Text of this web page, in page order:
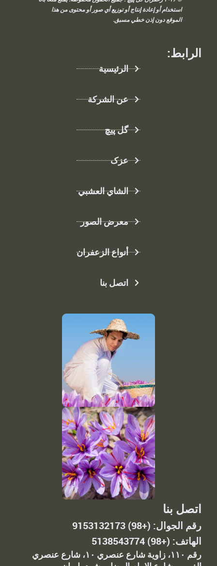
اتصل بنا
رقم الجوال: (+98) 9153132173
الهاتف: (+98) 5138543774
رقم ١١٠، زاوية شارع عنصري ١٠، شارع عنصري
الرابط:
الرئيسية
عن الشركة
گل پیچ
عزک
الشاي العشبي
معرض الصور
أنواع الزعفران
اتصل بنا
استخدام أو إعادة إنتاج أو توزيع أي صور أو محتوى من هذا
الموقع دون إذن خطي مسبق.